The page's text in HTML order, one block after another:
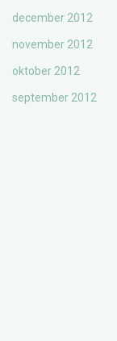
december 2012
november 2012
oktober 2012
september 2012